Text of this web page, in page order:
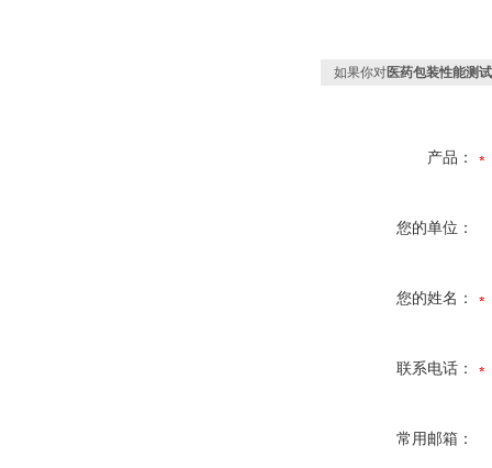
如果你对医药包装性能测
产品：
您的单位：
您的姓名：
联系电话：
常用邮箱：